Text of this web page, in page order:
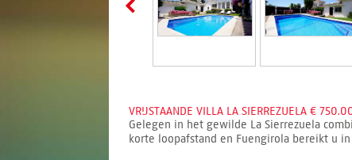
VRIJSTAANDE VILLA LA SIERREZUELA €
Gelegen in het gewilde La Sierrezuela
korte loopafstand en Fuengirola bereikt u